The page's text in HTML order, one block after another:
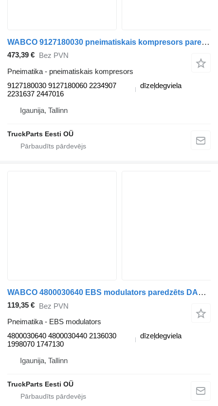
WABCO 9127180030 pneimatiskais kompresors paredzēts DAF XF106 (2014-) vilcēja
473,39 € Bez PVN
Pneimatika - pneimatiskais kompresors
9127180030 9127180060 2234907
2231637 2447016
dīzeļdegviela
Igaunija, Tallinn
TruckParts Eesti OÜ
WABCO 4800030640 EBS modulators paredzēts DAF XF106 vilcēja
119,35 € Bez PVN
Pneimatika - EBS modulators
4800030640 4800030440 2136030
1998070 1747130
dīzeļdegviela
Igaunija, Tallinn
TruckParts Eesti OÜ